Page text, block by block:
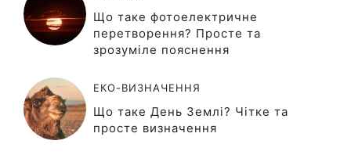
Що таке фотоелектричне
перетворення? Просте та
зрозуміле пояснення
ЕКО-ВИЗНАЧЕННЯ
Що таке День Землі? Чітке та
просте визначення